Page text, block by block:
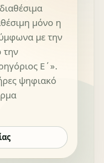
μόνο η
με την
την
Ε΄».
ψηφιακό